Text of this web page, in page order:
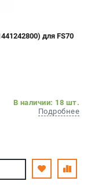
для FS70
В наличии: 18 шт.
Подробнее